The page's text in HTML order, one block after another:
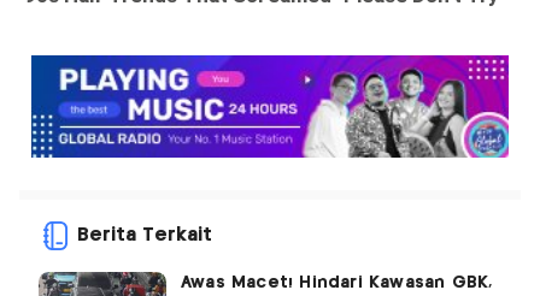
Berita Terkait
Awas Macet! Hindari Kawasan GBK,